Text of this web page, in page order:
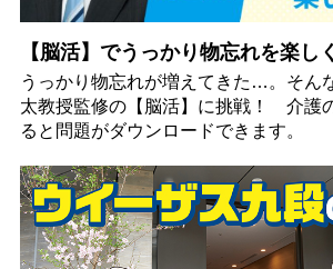
【脳活】でうっかり物忘れを楽し
うっかり物忘れが増えてきた…。そん
太教授監修の【脳活】に挑戦！ 介護
ると問題がダウンロードできます。